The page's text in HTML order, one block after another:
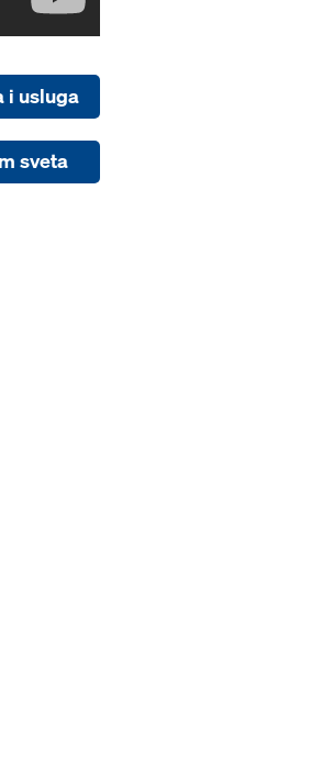
i usluga
sveta